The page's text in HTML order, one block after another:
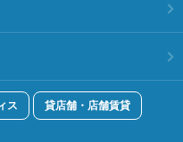
ス 貸店舗・店舗賃貸